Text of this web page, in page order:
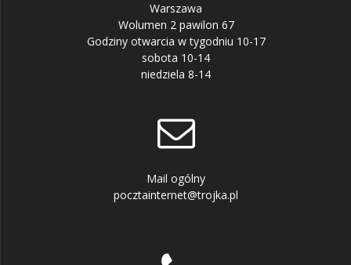
Warszawa
Wolumen 2 pawilon 67
Godziny otwarcia w tygodniu 10-17
sobota 10-14
niedziela 8-14
Mail ogólny
pocztainternet@trojka.pl